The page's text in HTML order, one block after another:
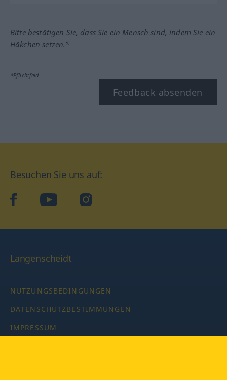
Bitte bestätigen Sie, dass Sie ein Mensch sind, indem Sie ein
Häkchen setzen.*
*Pflichtfeld
Feedback absenden
Besuchen Sie uns auf:
facebookYouTube Instagram
Langenscheidt
NUTZUNGSBEDINGUNGEN
DATENSCHUTZBESTIMMUNGEN
IMPRESSUM